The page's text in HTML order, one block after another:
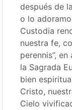
después de
o lo
Custodia
nuestra fe,
perennis”,
la Sagrada
bien
Cristo,
Cielo